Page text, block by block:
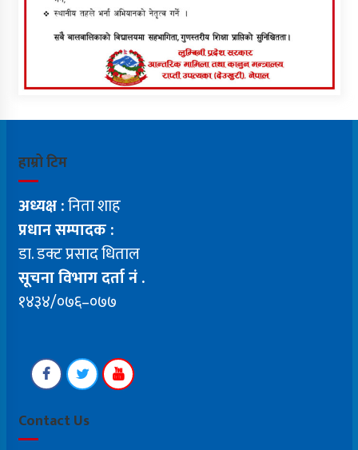
हाम्रो टिम
अध्यक्ष :निता शाह
प्रधान सम्पादक :
डा. डक्ट प्रसाद धिताल
सूचना विभाग दर्ता नं .
१४३४/०७६–०७७
Contact Us